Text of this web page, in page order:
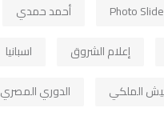
Photo
أحمد حمدي
إعلام الشروق
اسبانيا
الملكي
الدوري المصري